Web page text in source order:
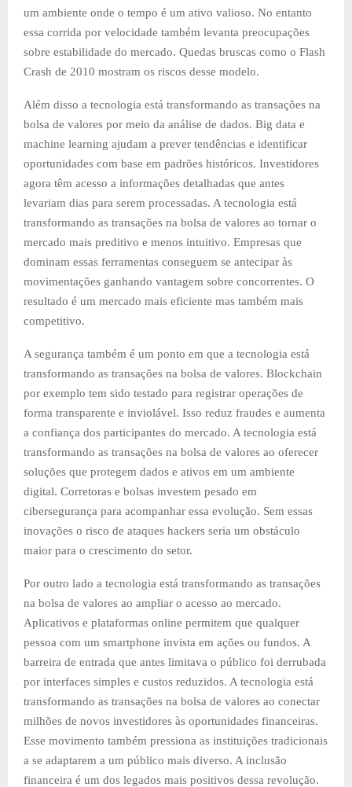
um ambiente onde o tempo é um ativo valioso. No entanto
essa corrida por velocidade também levanta preocupações
sobre estabilidade do mercado. Quedas bruscas como o Flash
Crash de 2010 mostram os riscos desse modelo.
Além disso a tecnologia está transformando as transações na
bolsa de valores por meio da análise de dados. Big data e
machine learning ajudam a prever tendências e identificar
oportunidades com base em padrões históricos. Investidores
agora têm acesso a informações detalhadas que antes
levariam dias para serem processadas. A tecnologia está
transformando as transações na bolsa de valores ao tornar o
mercado mais preditivo e menos intuitivo. Empresas que
dominam essas ferramentas conseguem se antecipar às
movimentações ganhando vantagem sobre concorrentes. O
resultado é um mercado mais eficiente mas também mais
competitivo.
A segurança também é um ponto em que a tecnologia está
transformando as transações na bolsa de valores. Blockchain
por exemplo tem sido testado para registrar operações de
forma transparente e inviolável. Isso reduz fraudes e aumenta
a confiança dos participantes do mercado. A tecnologia está
transformando as transações na bolsa de valores ao oferecer
soluções que protegem dados e ativos em um ambiente
digital. Corretoras e bolsas investem pesado em
cibersegurança para acompanhar essa evolução. Sem essas
inovações o risco de ataques hackers seria um obstáculo
maior para o crescimento do setor.
Por outro lado a tecnologia está transformando as transações
na bolsa de valores ao ampliar o acesso ao mercado.
Aplicativos e plataformas online permitem que qualquer
pessoa com um smartphone invista em ações ou fundos. A
barreira de entrada que antes limitava o público foi derrubada
por interfaces simples e custos reduzidos. A tecnologia está
transformando as transações na bolsa de valores ao conectar
milhões de novos investidores às oportunidades financeiras.
Esse movimento também pressiona as instituições tradicionais
a se adaptarem a um público mais diverso. A inclusão
financeira é um dos legados mais positivos dessa revolução.